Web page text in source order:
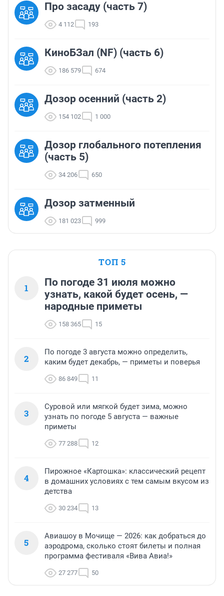
Про засаду (часть 7)
4 112 193
КиноБЗал (NF) (часть 6)
186 579 674
Дозор осенний (часть 2)
154 102 1 000
Дозор глобального потепления
(часть 5)
34 206 650
Дозор затменный
181 023 999
ТОП 5
1
По погоде 31 июля можно
узнать, какой будет осень, —
народные приметы
158 365 15
2
По погоде 3 августа можно определить,
каким будет декабрь, — приметы и поверья
86 849 11
3
Суровой или мягкой будет зима, можно
узнать по погоде 5 августа — важные
приметы
77 288 12
4
Пирожное «Картошка»: классический рецепт
в домашних условиях с тем самым вкусом из
детства
30 234 13
5
Авиашоу в Мочище — 2026: как добраться до
аэродрома, сколько стоят билеты и полная
программа фестиваля «Вива Авиа!»
27 277 50